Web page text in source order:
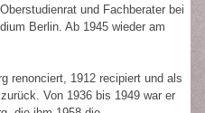
und Fachberater bei
Berlin. Ab 1945 wieder am
renonciert, 1912 recipiert und als
Von 1936 bis 1949 war er